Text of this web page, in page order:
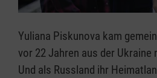
Yuliana Piskunova kam
vor 22 Jahren aus der Ukraine
Und als Russland ihr